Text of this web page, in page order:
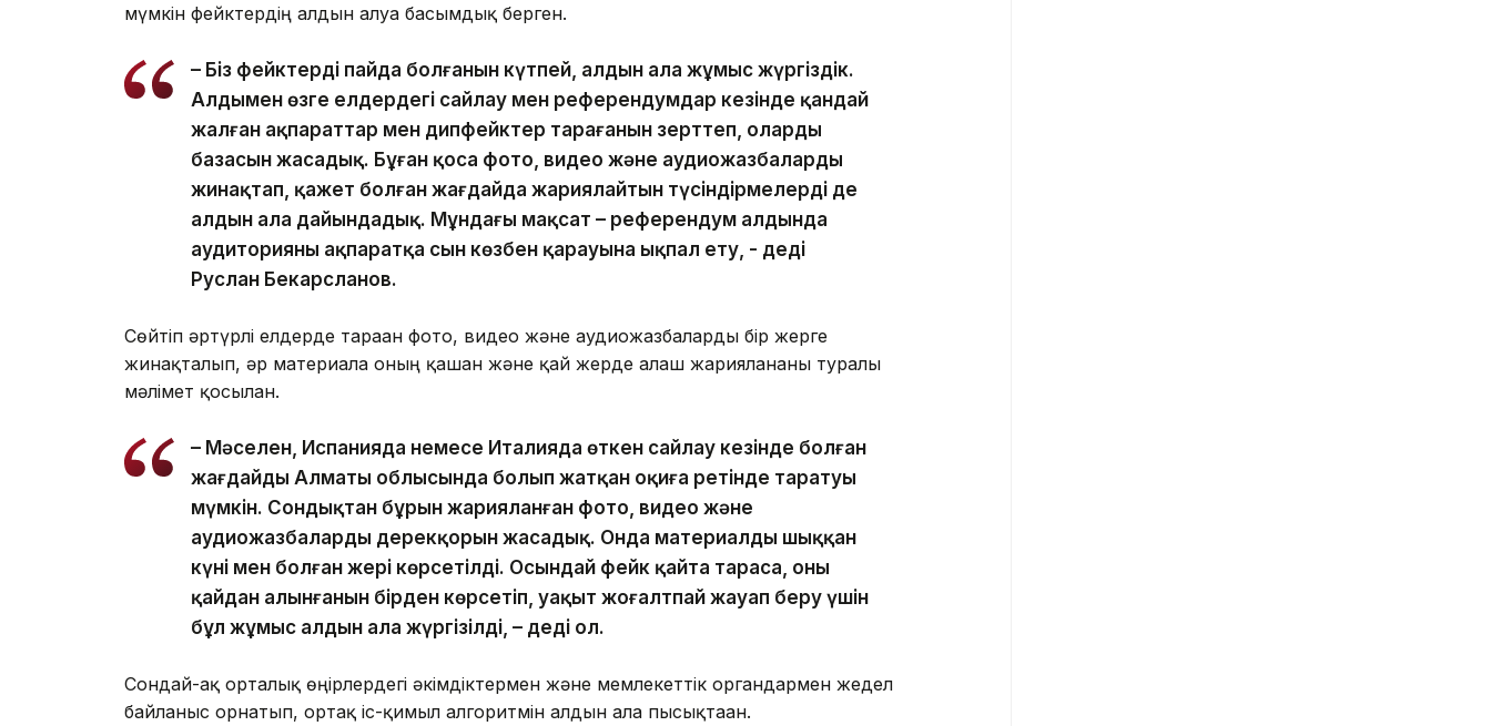
мүмкін фейктердің алдын алуға басымдық берген.
– Біз фейктердің пайда болғанын күтпей, алдын ала жұмыс жүргіздік.
Алдымен өзге елдердегі сайлау мен референдумдар кезінде қандай
жалған ақпараттар мен дипфейктер тарағанын зерттеп, олардың
базасын жасадық. Бұған қоса фото, видео және аудиожазбаларды
жинақтап, қажет болған жағдайда жариялайтын түсіндірмелерді де
алдын ала дайындадық. Мұндағы мақсат – референдум алдында
аудиторияның ақпаратқа сын көзбен қарауына ықпал ету, - деді
Руслан Бекарсланов.
Сөйтіп әртүрлі елдерде тараған фото, видео және аудиожазбаларды бір жерге
жинақталып, әр материалға оның қашан және қай жерде алғаш жарияланғаны туралы
мәлімет қосылған.
– Мәселен, Испанияда немесе Италияда өткен сайлау кезінде болған
жағдайды Алматы облысында болып жатқан оқиға ретінде таратуы
мүмкін. Сондықтан бұрын жарияланған фото, видео және
аудиожазбалардың дерекқорын жасадық. Онда материалдың шыққан
күні мен болған жері көрсетілді. Осындай фейк қайта тараса, оның
қайдан алынғанын бірден көрсетіп, уақыт жоғалтпай жауап беру үшін
бұл жұмыс алдын ала жүргізілді, – деді ол.
Сондай-ақ орталық өңірлердегі әкімдіктермен және мемлекеттік органдармен жедел
байланыс орнатып, ортақ іс-қимыл алгоритмін алдын ала пысықтаған.